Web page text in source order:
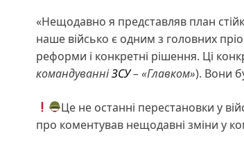
«Нещодавно я представляв план
наше військо є одним з головних
реформи і конкретні рішення. Ці
командуванніЗСУ– «Главком»). Вони
Це не останні перестановки у
про коментував нещодавні зміни у